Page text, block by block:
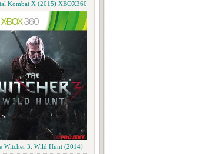
Kombat X (2015) XBOX360
Witcher 3: Wild Hunt (2014)